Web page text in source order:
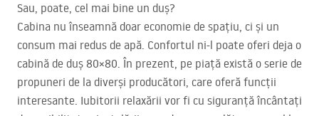
Sau, poate, cel mai bine un duș?
Cabina nu înseamnă doar economie de spațiu, ci și un
consum mai redus de apă. Confortul ni-l poate oferi deja o
cabină de duș 80×80. În prezent, pe piață există o serie de
propuneri de la diverși producători, care oferă funcții
interesante. Iubitorii relaxării vor fi cu siguranță încântați